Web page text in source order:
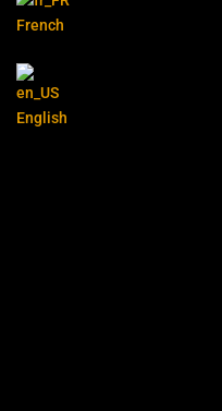
French
English